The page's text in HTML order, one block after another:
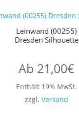
Leinwand (00255)
Dresden Silhouette
Ab 21,00€
Enthält 19% MwSt.
zzgl. Versand